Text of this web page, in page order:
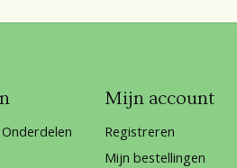
Mijn account
Registreren
Mijn bestellingen